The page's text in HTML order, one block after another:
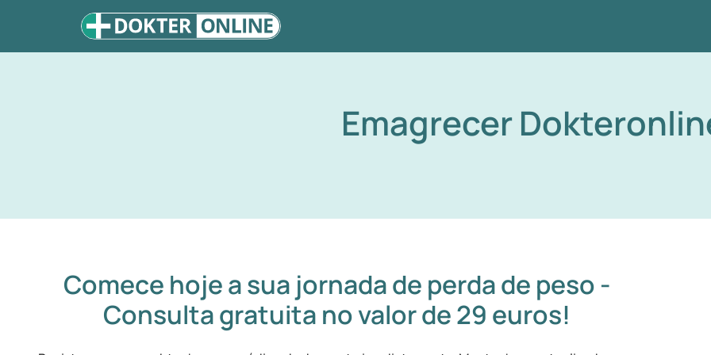
Emagrecer
Comece hoje a sua jornada de perda de peso -
Consulta gratuita no valor de 29 euros!